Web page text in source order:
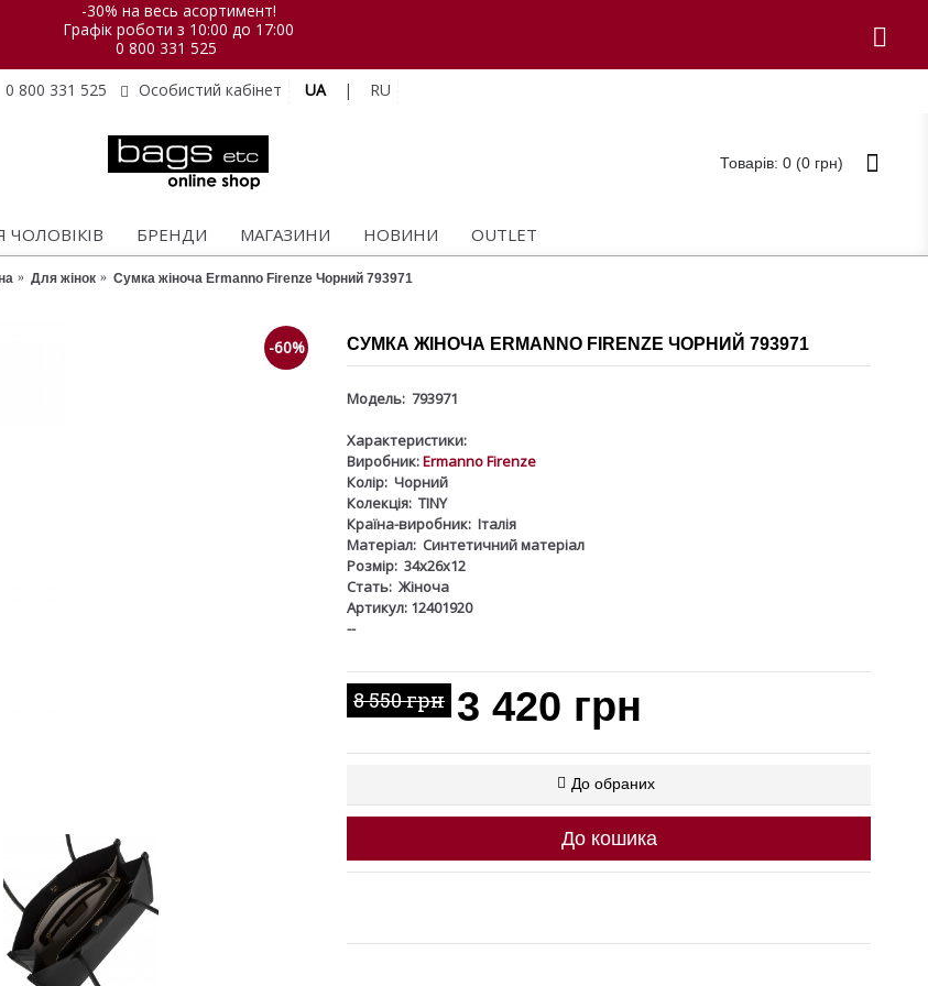
-30% на весь асортимент!
Графік роботи з 10:00 до 17:00
0 800 331 525
0 800 331 525
Особистий кабінет UA | RU
Товарів: 0 (0 грн)
ЧОЛОВІКІВ БРЕНДИ МАГАЗИНИ НОВИНИ OUTLET
Для жінок Сумка жіноча Ermanno Firenze Чорний 793971
-60% СУМКА ЖІНОЧА ERMANNO FIRENZE ЧОРНИЙ 793971
Модель: 793971
Характеристики:
Виробник:Ermanno Firenze
Колір: Чорний
Колекція: TINY
Країна-виробник: Італія
Матеріал: Синтетичний матеріал
Розмір: 34x26x12
Стать: Жіноча
Артикул: 12401920
--
8 550 грн 3 420 грн
До обраних
До кошика